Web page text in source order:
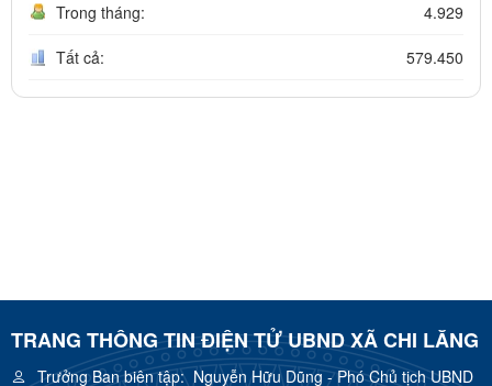
Trong tháng: 4.929
Tất cả: 579.450
TRANG THÔNG TIN ĐIỆN TỬ UBND XÃ CHI LĂNG
Trưởng Ban biên tập:Nguyễn Hữu Dũng - Phó Chủ tịch UBND